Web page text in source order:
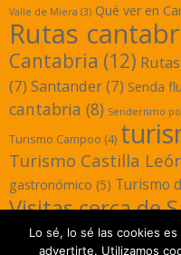
Valle de Miera (3) Qué ver en
Rutas
Cantabria (12)
(7) Santander(7) Senda
cantabria (8) Senderismo
Turismo Campoo (4)
Turismo Castilla
gastronómico (5) Turismo
Visitas cerca de
romanos cantabria(3)
Lo sé, lo sé las cookies
advertirte. Utilizamos